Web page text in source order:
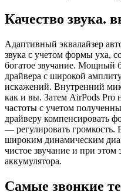
Качество звука.
Адаптивный эквалайзер
звука с учетом формы уха,
богатое звучание. Мощный
драйвера с широкой
искажений. Внутренний
как и вы. Затем AirPods Pro
частоты с учетом
драйверу компенсировать
— регулировать
широким динамическим
чистое звучание и при этом
аккумулятора.
Самые звонкие